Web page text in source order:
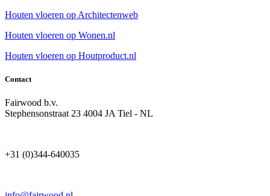
Houten vloeren op Architectenweb
Houten vloeren op Wonen.nl
Houten vloeren op Houtproduct.nl
Contact
Fairwood b.v.
Stephensonstraat 23 4004 JA Tiel - NL
+31 (0)344-640035